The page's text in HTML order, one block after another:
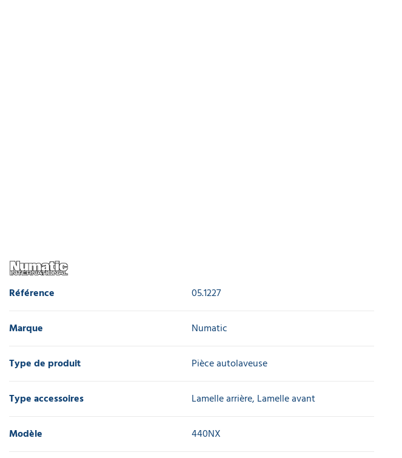
Référence 05.1227
Marque Numatic
Type de produit Pièce autolaveuse
Type accessoires Lamelle arrière, Lamelle avant
Modèle 440NX